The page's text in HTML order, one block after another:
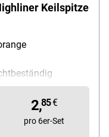
Keilspitze
Kappe mit
2,85€
pro 6er-Set